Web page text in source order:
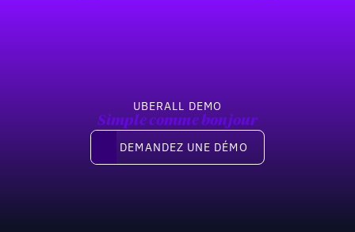
UBERALL DEMO
Simple comme bonjour
Demandez une démo
DEMANDEZ UNE DÉMO